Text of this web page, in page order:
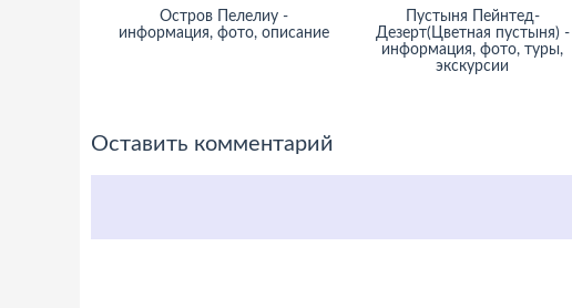
Остров Пелелиу -
информация, фото, описание
Пустыня Пейнтед-
Дезерт(Цветная пустыня) -
информация, фото, туры,
экскурсии
Оставить комментарий